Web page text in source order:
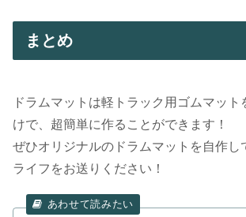
まとめ
ドラムマットは軽トラック用ゴムマッ
けで、超簡単に作ることができます！
ぜひオリジナルのドラムマットを自作し
ライフをお送りください！